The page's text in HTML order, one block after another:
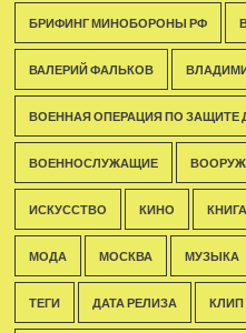
БРИФИНГ МИНОБОРОНЫ РФ
ВАЛЕРИЙ ФАЛЬКОВ
ВОЕННАЯ ОПЕРАЦИЯ ПО ЗАЩИТЕ
ВОЕННОСЛУЖАЩИЕ
ИСКУССТВО КИНО КНИГА
МОДА МОСКВА МУЗЫКА
ТЕГИ ДАТА РЕЛИЗА КЛИП